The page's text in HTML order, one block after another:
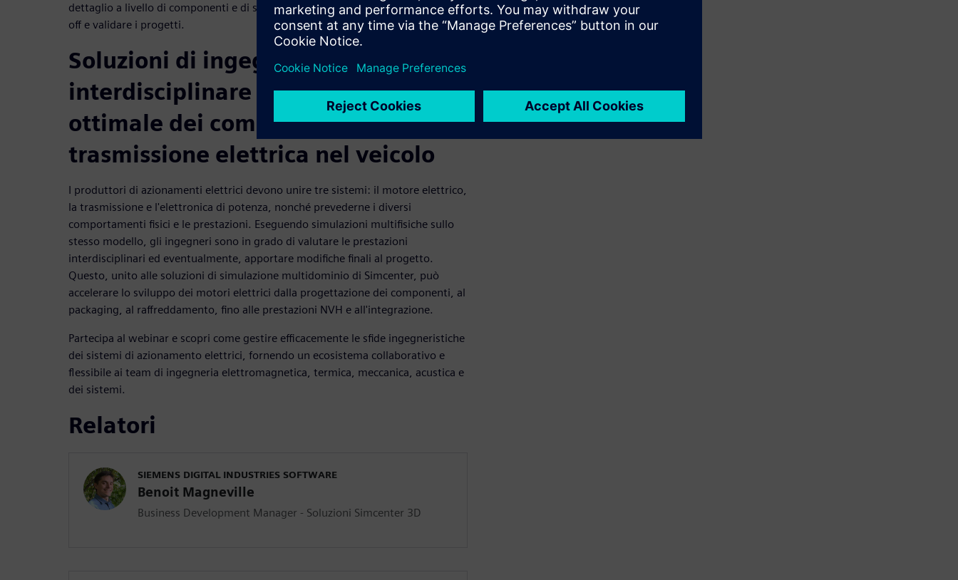
dettaglio a livello di componenti e di simulazione di sistemi per valutare i trade-
off e validare i progetti.
Soluzioni di ingegneria
interdisciplinare e integrazione
ottimale dei componenti della
trasmissione elettrica nel veicolo
I produttori di azionamenti elettrici devono unire tre sistemi: il motore elettrico,
la trasmissione e l'elettronica di potenza, nonché prevederne i diversi
comportamenti fisici e le prestazioni. Eseguendo simulazioni multifisiche sullo
stesso modello, gli ingegneri sono in grado di valutare le prestazioni
interdisciplinari ed eventualmente, apportare modifiche finali al progetto.
Questo, unito alle soluzioni di simulazione multidominio di Simcenter, può
accelerare lo sviluppo dei motori elettrici dalla progettazione dei componenti, al
packaging, al raffreddamento, fino alle prestazioni NVH e all'integrazione.
Partecipa al webinar e scopri come gestire efficacemente le sfide ingegneristiche
dei sistemi di azionamento elettrici, fornendo un ecosistema collaborativo e
flessibile ai team di ingegneria elettromagnetica, termica, meccanica, acustica e
dei sistemi.
Relatori
SIEMENS DIGITAL INDUSTRIES SOFTWARE
Benoit Magneville
Business Development Manager - Soluzioni Simcenter 3D